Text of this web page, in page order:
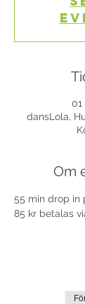
01
dansLola,
Om
55 min drop in
85 kr betalas